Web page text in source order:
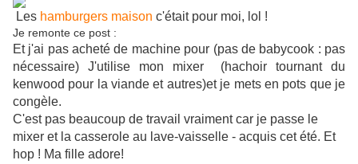
Les hamburgers maison c'était pour moi, lol !
Je remonte ce post :
Et j'ai pas acheté de machine pour (pas de babycook : pas
nécessaire) J'utilise mon mixer (hachoir tournant du
kenwood pour la viande et autres)et je mets en pots que je
congèle.
C'est pas beaucoup de travail vraiment car je passe le
mixer et la casserole au lave-vaisselle - acquis cet été. Et
hop ! Ma fille adore!